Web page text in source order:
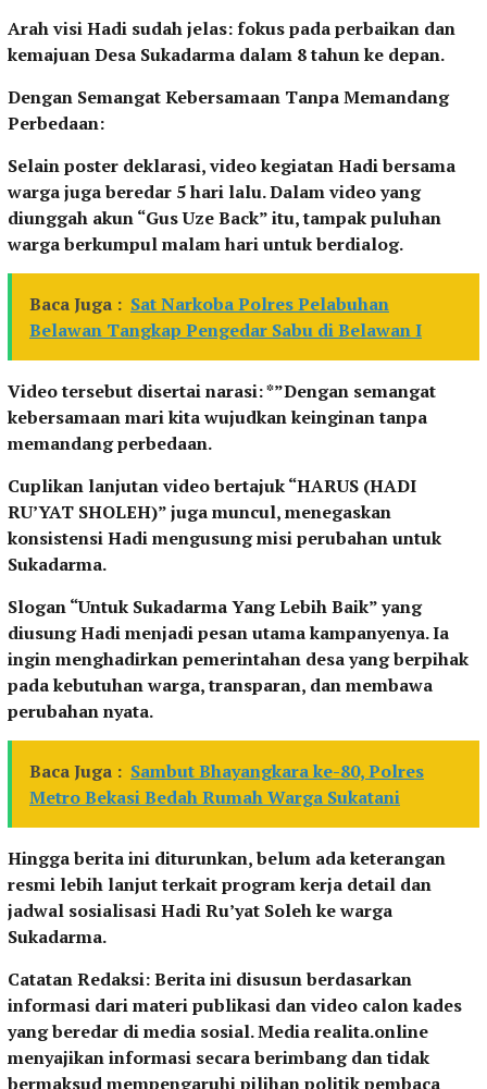
Arah visi Hadi sudah jelas: fokus pada perbaikan dan
kemajuan Desa Sukadarma dalam 8 tahun ke depan.
Dengan Semangat Kebersamaan Tanpa Memandang
Perbedaan:
Selain poster deklarasi, video kegiatan Hadi bersama
warga juga beredar 5 hari lalu. Dalam video yang
diunggah akun “Gus Uze Back” itu, tampak puluhan
warga berkumpul malam hari untuk berdialog.
Baca Juga : Sat Narkoba Polres Pelabuhan
Belawan Tangkap Pengedar Sabu di Belawan I
Video tersebut disertai narasi: *”Dengan semangat
kebersamaan mari kita wujudkan keinginan tanpa
memandang perbedaan.
Cuplikan lanjutan video bertajuk “HARUS (HADI
RU’YAT SHOLEH)” juga muncul, menegaskan
konsistensi Hadi mengusung misi perubahan untuk
Sukadarma.
Slogan “Untuk Sukadarma Yang Lebih Baik” yang
diusung Hadi menjadi pesan utama kampanyenya. Ia
ingin menghadirkan pemerintahan desa yang berpihak
pada kebutuhan warga, transparan, dan membawa
perubahan nyata.
Baca Juga : Sambut Bhayangkara ke-80, Polres
Metro Bekasi Bedah Rumah Warga Sukatani
Hingga berita ini diturunkan, belum ada keterangan
resmi lebih lanjut terkait program kerja detail dan
jadwal sosialisasi Hadi Ru’yat Soleh ke warga
Sukadarma.
Catatan Redaksi: Berita ini disusun berdasarkan
informasi dari materi publikasi dan video calon kades
yang beredar di media sosial. Media realita.online
menyajikan informasi secara berimbang dan tidak
bermaksud mempengaruhi pilihan politik pembaca